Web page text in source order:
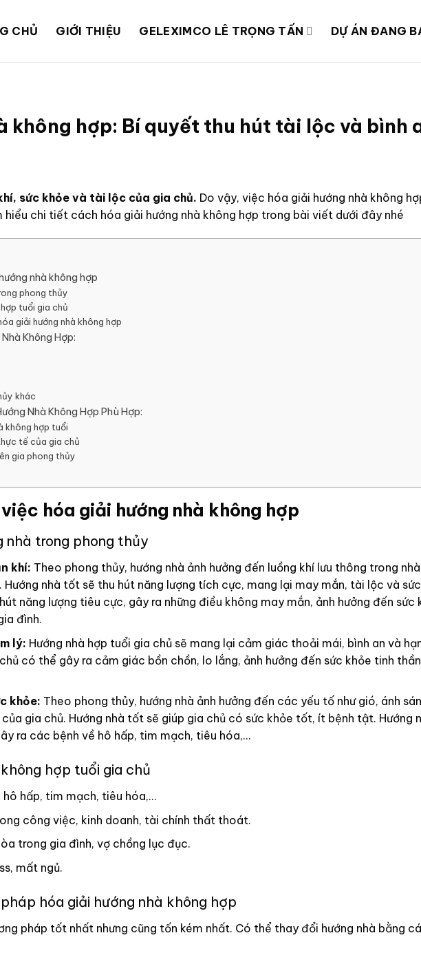
CHỦ GIỚI THIỆU GELEXIMCO LÊ TRỌNG TẤN DỰ ÁN ĐANG
không hợp: Bí quyết thu hút tài lộc và bình
sức khỏe và tài lộc của gia chủ. Do vậy, việc hóa giải hướng nhà không
hiểu chi tiết cách hóa giải hướng nhà không hợp trong bài viết dưới đây nhé
nhà không hợp
phong thủy
tuổi gia chủ
giải hướng nhà không hợp
Không Hợp:
khác
Nhà Không Hợp Phù Hợp:
không hợp tuổi
tế của gia chủ
gia phong thủy
hóa giải hướng nhà không hợp
nhà trong phong thủy
khí: Theo phong thủy, hướng nhà ảnh hưởng đến luồng khí lưu thông trong
Hướng nhà tốt sẽ thu hút năng lượng tích cực, mang lại may mắn, tài lộc và
năng lượng tiêu cực, gây ra những điều không may mắn, ảnh hưởng đến sức
đình.
lý: Hướng nhà hợp tuổi gia chủ sẽ mang lại cảm giác thoải mái, bình an và
có thể gây ra cảm giác bồn chồn, lo lắng, ảnh hưởng đến sức khỏe tinh
khỏe: Theo phong thủy, hướng nhà ảnh hưởng đến các yếu tố như gió, ánh
gia chủ. Hướng nhà tốt sẽ giúp gia chủ có sức khỏe tốt, ít bệnh tật. Hướng
ra các bệnh về hô hấp, tim mạch, tiêu hóa,…
hợp tuổi gia chủ
hô hấp, tim mạch, tiêu hóa,…
công việc, kinh doanh, tài chính thất thoát.
trong gia đình, vợ chồng lục đục.
mất ngủ.
hóa giải hướng nhà không hợp
pháp tốt nhất nhưng cũng tốn kém nhất. Có thể thay đổi hướng nhà bằng